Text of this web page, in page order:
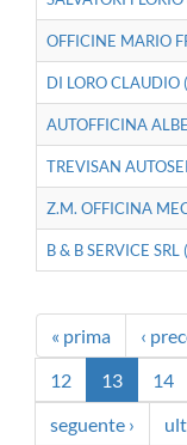
OFFICINE MARIO
DI LORO
AUTOFFICINA
TREVISAN
Z.M. OFFICINA
B & B SERVICE
« prima ‹
12
13 14
seguente ›